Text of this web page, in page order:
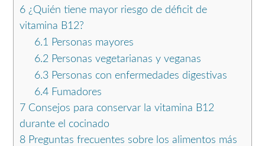
6 ¿Quién tiene mayor riesgo de déficit de
vitamina B12?
6.1 Personas mayores
6.2Personas vegetarianas y veganas
6.3Personas con enfermedades digestivas
6.4Fumadores
7 Consejos para conservar la vitamina B12
durante el cocinado
8 Preguntas frecuentes sobre los alimentos más